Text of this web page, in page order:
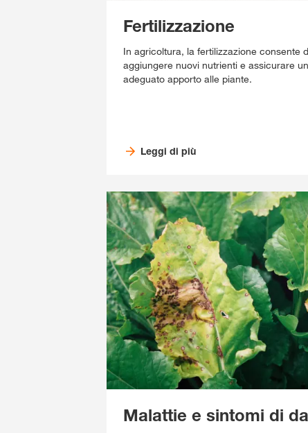
Fertilizzazione
In agricoltura, la fertilizzazione consente
aggiungere nuovi nutrienti e assicurare un
adeguato apporto alle piante.
Leggi di più
Malattie e sintomi di